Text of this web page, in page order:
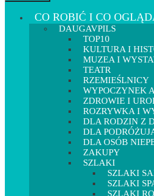
CO ROBIĆ I CO
DAUGAVPILS
TOP10
KULTURA I
MUZEA I
TEATR
RZEMIEŚLNICY
WYPOCZYNEK
ZDROWIE I
ROZRYWKA I
DLA RODZIN Z
DLA
DLA OSÓB
ZAKUPY
SZLAKI
SZLAKI
SZLAKI
SZLAKI